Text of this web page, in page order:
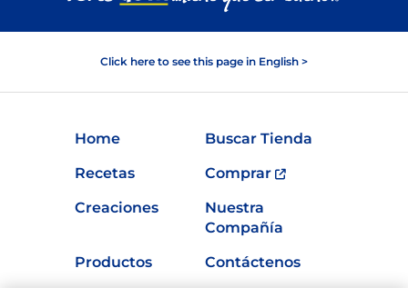
Click here to see this page in English >
Home
Buscar Tienda
Recetas
Comprar
Creaciones
Nuestra
Compañía
Productos
Contáctenos